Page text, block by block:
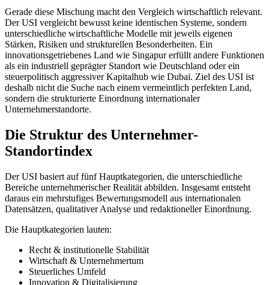
Gerade diese Mischung macht den Vergleich wirtschaftlich relevant.
Der USI vergleicht bewusst keine identischen Systeme, sondern
unterschiedliche wirtschaftliche Modelle mit jeweils eigenen
Stärken, Risiken und strukturellen Besonderheiten. Ein
innovationsgetriebenes Land wie Singapur erfüllt andere Funktionen
als ein industriell geprägter Standort wie Deutschland oder ein
steuerpolitisch aggressiver Kapitalhub wie Dubai. Ziel des USI ist
deshalb nicht die Suche nach einem vermeintlich perfekten Land,
sondern die strukturierte Einordnung internationaler
Unternehmerstandorte.
Die Struktur des Unternehmer-
Standortindex
Der USI basiert auf fünf Hauptkategorien, die unterschiedliche
Bereiche unternehmerischer Realität abbilden. Insgesamt entsteht
daraus ein mehrstufiges Bewertungsmodell aus internationalen
Datensätzen, qualitativer Analyse und redaktioneller Einordnung.
Die Hauptkategorien lauten:
Recht & institutionelle Stabilität
Wirtschaft & Unternehmertum
Steuerliches Umfeld
Innovation & Digitalisierung